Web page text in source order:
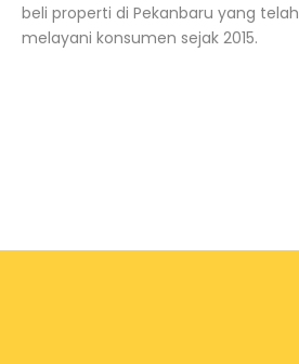
beli properti di Pekanbaru yang telah
melayani konsumen sejak 2015.